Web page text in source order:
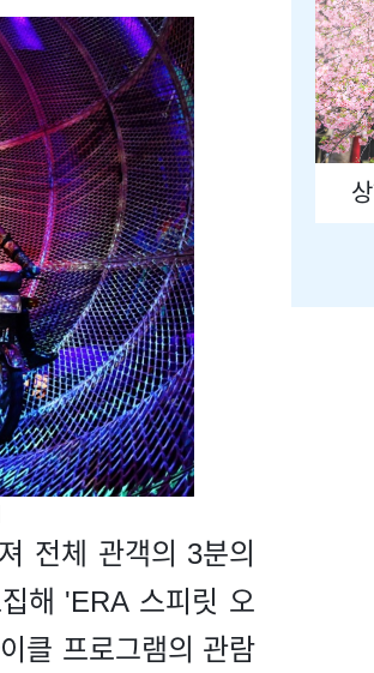
전체 관객의 3분의
해 'ERA 스피릿 오
클 프로그램의 관람